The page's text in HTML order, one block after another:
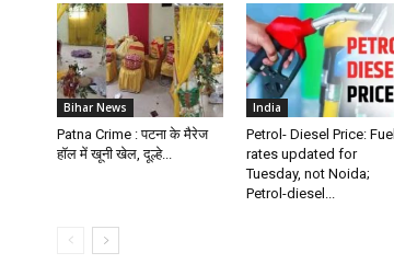
Bihar News
Patna Crime : पटना के मैरेज
हॉल में खूनी खेल, दूल्हे...
India
Petrol- Diesel Price: Fuel
rates updated for
Tuesday, not Noida;
Petrol-diesel...